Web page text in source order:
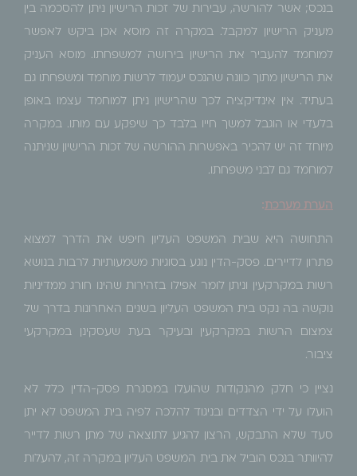
בנכס; אשר להורשה, עבירות של זכות הרישיון ניתן להסכמה בין
מעניק הרישיון למקבל. במקרה זה מוסא אכן ביקש לאפשר
למוחמד להעביר את הרישיון בירושה למשפחתו. מוסא העניק
את הרישיון מתוך כוונה שהנכס יעמוד לרשות מוחמד ומשפחתו גם
בעתיד. אין אינדיקציה לכך שהרישיון ניתן למוחמד עצמו באופן
בלעדי או הוגבל למשך חייו בלבד כך שיפקע עם מותו. במקרה
מיוחד זה יש להכיר באפשרות ההורשה של זכות הרישיון שניתנה
למוחמד גם לבני משפחתו.
הערת מערכת:
התחושה היא שבית המשפט העליון חיפש את הדרך למצוא
פתרון לדיירים. פסק-הדין נוגע בסוגיות משמעותיות לרבות בנושא
רשות במקרקעין וניתן לומר אפילו בזהירות שהינו חורג ממדיניות
נוקשה בה נקט בית המשפט העליון בשנים האחרונות בדרך של
צמצום הרשות במקרקעין ובעיקר בעת שעסקינן במקרקעי
ציבור.
נציין כי חלק מהנקודות שהועלו במסגרת פסק-הדין כלל לא
הועלו על ידי הצדדים ובניגוד להלכה לפיה בית המשפט לא יתן
סעד שלא התבקש, הרצון להגיע לתוצאה של מתן רשות לדייר
להיוותר בנכס הוביל את בית המשפט העליון במקרה זה, להעלות